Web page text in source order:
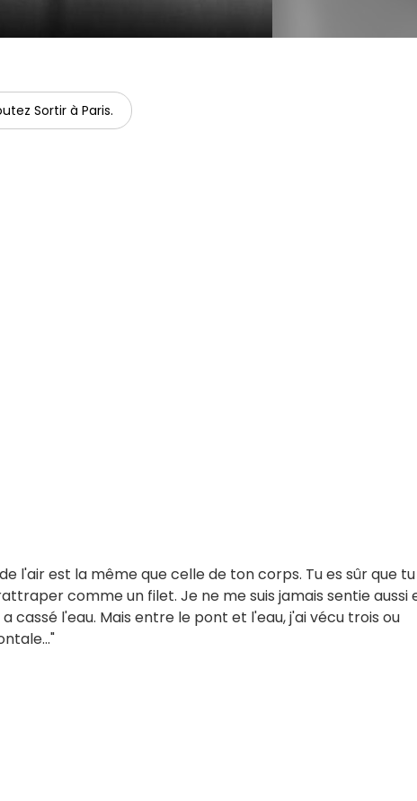
Sortir à Paris.
l'air est la même que celle de ton corps. Tu es sûr que tu
comme un filet. Je ne me suis jamais sentie aussi
cassé l'eau. Mais entre le pont et l'eau, j'ai vécu trois ou